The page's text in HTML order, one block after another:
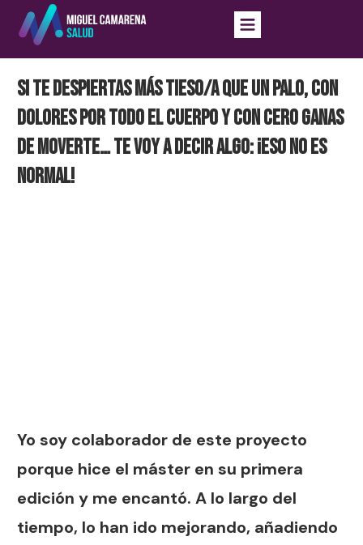
Si te despiertas más tieso/a que un palo, con
dolores por todo el cuerpo y con cero ganas
de moverte… te voy a decir algo: ¡eso NO es
normal!
Yo soy colaborador de este proyecto
porque hice el máster en su primera
edición y me encantó. A lo largo del
tiempo, lo han ido mejorando, añadiendo